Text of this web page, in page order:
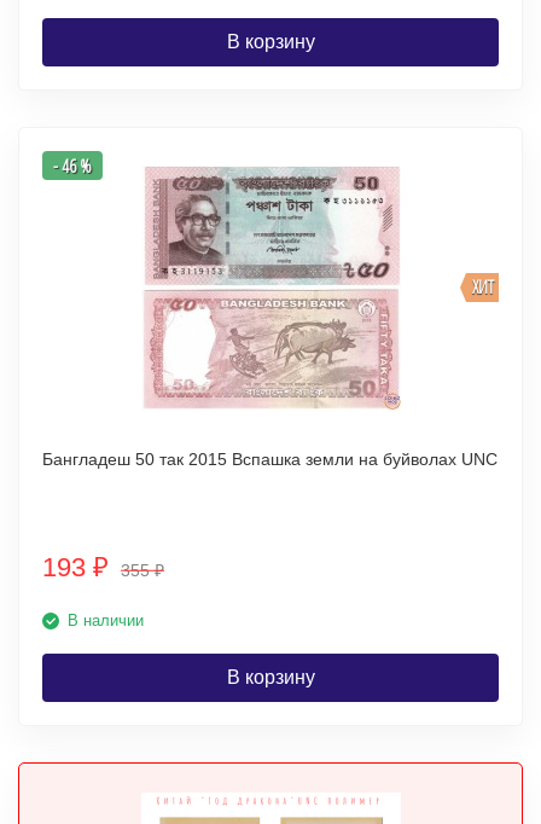
В корзину
ХИТ
- 46 %
Бангладеш 50 так 2015 Вспашка земли на буйволах UNC
193 ₽ 355₽
В наличии
В корзину